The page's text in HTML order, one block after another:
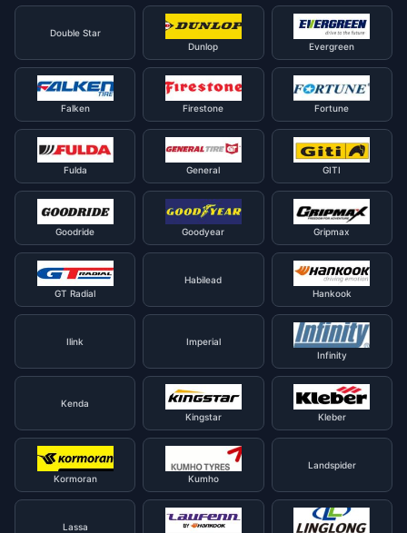
Double Star
Dunlop
Evergreen
Falken Firestone Fortune
Fulda General GITI
Goodride Goodyear Gripmax
GT Radial
Habilead
Hankook
Ilink
Imperial
Infinity
Kenda
Kingstar
Kleber
Kormoran Kumho
Landspider
Lassa